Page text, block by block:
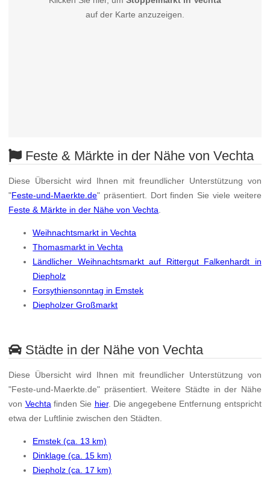
auf der Karte anzuzeigen.
Feste & Märkte in der Nähe von Vechta
Diese Übersicht wird Ihnen mit freundlicher Unterstützung von
"Feste-und-Maerkte.de" präsentiert. Dort finden Sie viele weitere
Feste & Märkte in der Nähe von Vechta
Weihnachtsmarkt in Vechta
Thomasmarkt in Vechta
Ländlicher Weihnachtsmarkt auf Rittergut Falkenhardt in
Diepholz
Forsythiensonntag in Emstek
Diepholzer Großmarkt
Städte in der Nähe von Vechta
Diese Übersicht wird Ihnen mit freundlicher Unterstützung von
"Feste-und-Maerkte.de" präsentiert. Weitere Städte in der Nähe
von Vechta finden Sie hier. Die angegebene Entfernung entspricht
etwa der Luftlinie zwischen den Städten.
Emstek (ca. 13 km)
Dinklage (ca. 15 km)
Diepholz (ca. 17 km)